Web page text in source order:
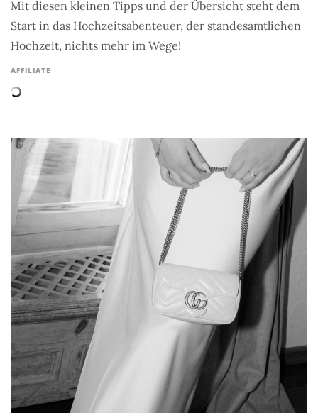
Mit diesen kleinen Tipps und der Übersicht steht dem
Start in das Hochzeitsabenteuer, der standesamtlichen
Hochzeit, nichts mehr im Wege!
AFFILIATE